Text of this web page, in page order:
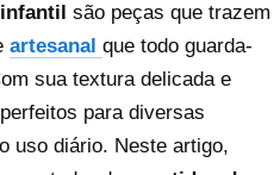
infantil são peças que trazem
artesanal que todo guarda-
sua textura delicada e
para diversas
uso diário. Neste artigo,